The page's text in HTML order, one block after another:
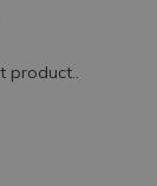
product..